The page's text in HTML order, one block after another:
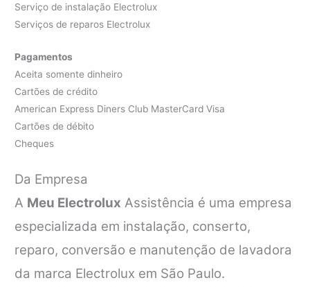
Serviço de instalação Electrolux
Serviços de reparos Electrolux
Pagamentos
Aceita somente dinheiro
Cartões de crédito
American Express Diners Club MasterCard Visa
Cartões de débito
Cheques
Da Empresa
A Meu Electrolux Assistência é uma empresa
especializada em instalação, conserto,
reparo, conversão e manutenção de lavadora
da marca Electrolux em São Paulo.